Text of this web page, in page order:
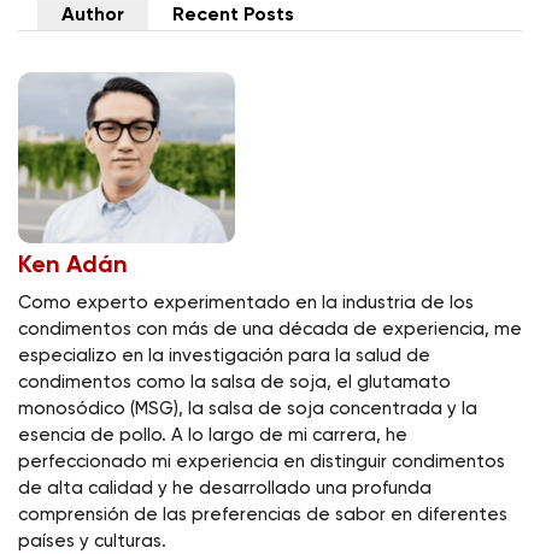
Author Recent Posts
Ken Adán
Como experto experimentado en la industria de los
condimentos con más de una década de experiencia, me
especializo en la investigación para la salud de
condimentos como la salsa de soja, el glutamato
monosódico (MSG), la salsa de soja concentrada y la
esencia de pollo. A lo largo de mi carrera, he
perfeccionado mi experiencia en distinguir condimentos
de alta calidad y he desarrollado una profunda
comprensión de las preferencias de sabor en diferentes
países y culturas.